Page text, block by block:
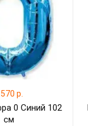
р.
0 Синий 102
см